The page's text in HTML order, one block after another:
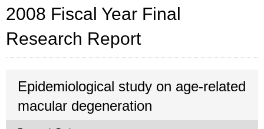
2008 Fiscal Year Final
Research Report
Epidemiological study on age-related
macular degeneration